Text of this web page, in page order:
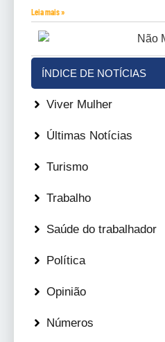
Leia mais »
ÍNDICE DE NOTÍCIAS
Viver Mulher
Últimas Notícias
Turismo
Trabalho
Saúde do trabalhador
Política
Opinião
Números